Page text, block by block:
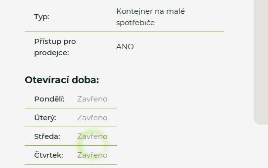
Typ:
Kontejner na malé
spotřebiče
Přístup pro
prodejce:
ANO
Otevírací doba:
Pondělí:
Zavřeno
Úterý:
Zavřeno
Středa:
Zavřeno
Čtvrtek:
Zavřeno